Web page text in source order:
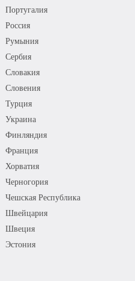
Португалия
Россия
Румыния
Сербия
Словакия
Словения
Турция
Украина
Финляндия
Франция
Хорватия
Черногория
Чешская Республика
Швейцария
Швеция
Эстония